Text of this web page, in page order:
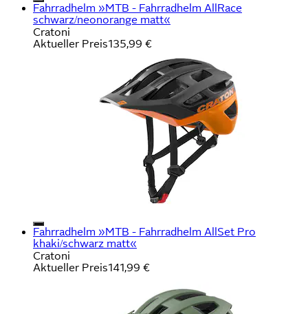
Fahrradhelm »MTB - Fahrradhelm AllRace
schwarz/neonorange matt«
Cratoni
Aktueller Preis135,99 €
Fahrradhelm »MTB - Fahrradhelm AllSet Pro
khaki/schwarz matt«
Cratoni
Aktueller Preis141,99 €